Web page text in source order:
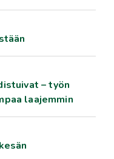
– työn
laajemmin